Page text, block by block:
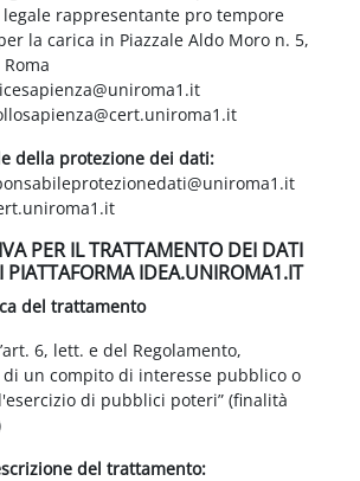
rappresentante pro tempore
la carica in Piazzale Aldo Moro n. 5,
della protezione dei dati:
PER IL TRATTAMENTO DEI DATI
PIATTAFORMA IDEA.UNIROMA1.IT
del trattamento
6, lett. e del Regolamento,
di un compito di interesse pubblico o
di pubblici poteri” (finalità
del trattamento: